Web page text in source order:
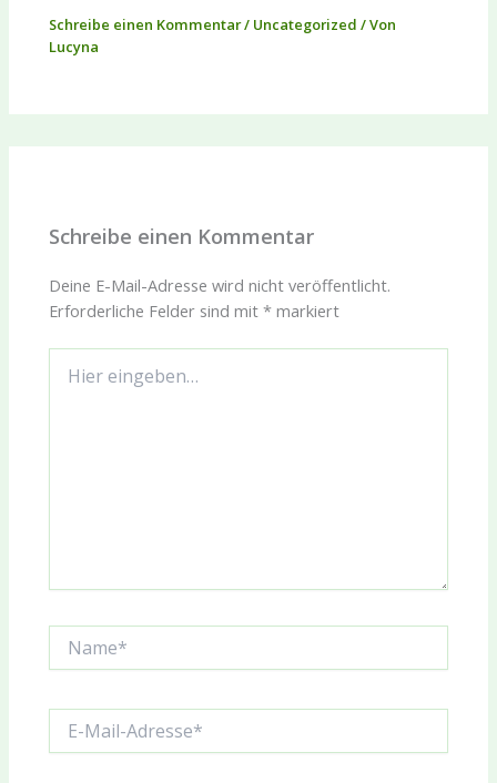
Schreibe einen Kommentar/ Uncategorized / Von
Lucyna
Schreibe einen Kommentar
Deine E-Mail-Adresse wird nicht veröffentlicht.
Erforderliche Felder sind mit* markiert
eingeben…
Mail-